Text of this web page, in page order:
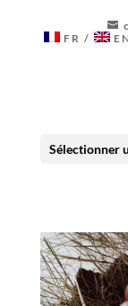
FR
Sélectionner